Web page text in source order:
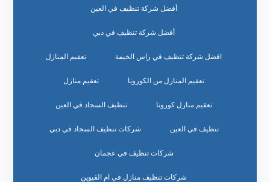
أفضل شركة تنظيف في العين
أفضل شركة تنظيف في دبي
افضل شركة تنظيف في راس الخيمة تعقيم المنازل
تعقيم المنازل من الكورونا تعقيم منازل
تعقيم منازل كورونا تنظيف السجاد في العين
تنظيف في العين شركات تنظيف السجاد في دبي
شركات تنظيف في عجمان
شركات تنظيف منازل في ام القيوين